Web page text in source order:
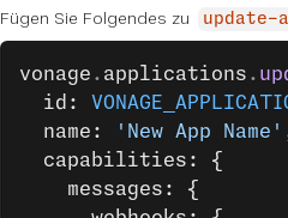
Fügen Sie Folgendes zu
vonage . applications .
  id:
  name:
'New App Name'
  capabilities: {
    messages: {